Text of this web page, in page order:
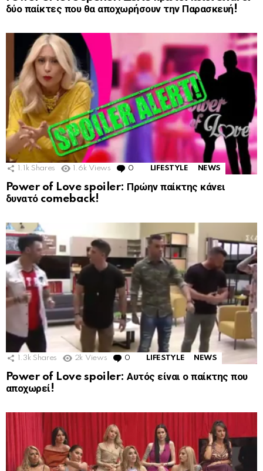
δύο παίκτες που θα αποχωρήσουν την Παρασκευή!
1.1k Shares 1.6k Views 0 Comments
LIFESTYLE NEWS
Power of Love spoiler: Πρώην παίκτης κάνει
δυνατό comeback!
1.3k Shares 2k Views 0 Comments
LIFESTYLE NEWS
Power of Love spoiler: Αυτός είναι ο παίκτης που
αποχωρεί!